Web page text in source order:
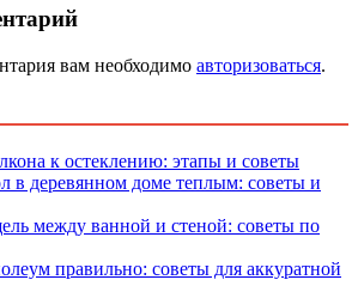
вам необходимо авторизоваться.
к остеклению: этапы и советы
в деревянном доме теплым: советы и
между ванной и стеной: советы по
правильно: советы для аккуратной